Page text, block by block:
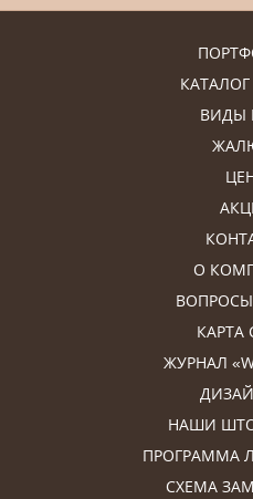
ВИДЫ
О
КАРТА
ЖУРНАЛ
НАШИ
ПРОГРАММА
СХЕМА